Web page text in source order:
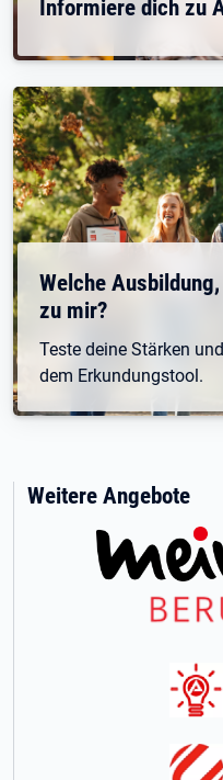
Informiere dich zu
Welche
zu mir?
Teste deine Stärken
dem Erkundungstool.
Weitere Angebote